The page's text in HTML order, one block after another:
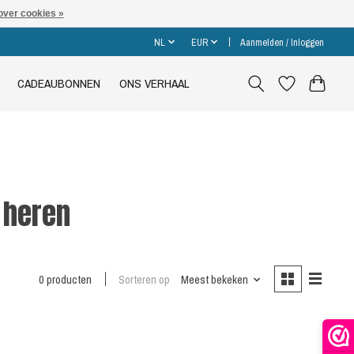
NL EUR Aanmelden / Inloggen
CADEAUBONNEN ONS VERHAAL
0 producten Sorteren op Meest bekeken
cookies »